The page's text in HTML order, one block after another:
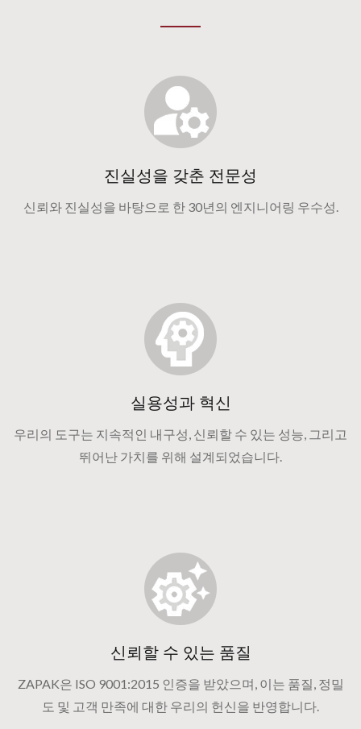
진실성을 갖춘 전문성
신뢰와 진실성을 바탕으로 한 30년의 엔지니어링 우수성.
실용성과 혁신
우리의 도구는 지속적인 내구성, 신뢰할 수 있는 성능, 그리고
뛰어난 가치를 위해 설계되었습니다.
신뢰할 수 있는 품질
ZAPAK은 ISO 9001:2015 인증을 받았으며, 이는 품질, 정밀
도 및 고객 만족에 대한 우리의 헌신을 반영합니다.